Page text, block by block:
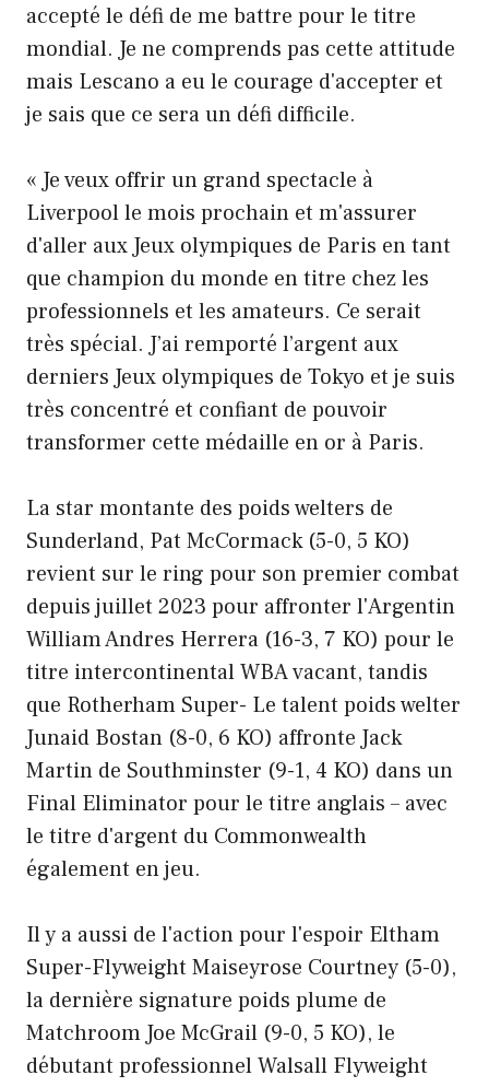
accepté le défi de me battre pour le titre
mondial. Je ne comprends pas cette attitude
mais Lescano a eu le courage d'accepter et
je sais que ce sera un défi difficile.
« Je veux offrir un grand spectacle à
Liverpool le mois prochain et m'assurer
d'aller aux Jeux olympiques de Paris en tant
que champion du monde en titre chez les
professionnels et les amateurs. Ce serait
très spécial. J’ai remporté l’argent aux
derniers Jeux olympiques de Tokyo et je suis
très concentré et confiant de pouvoir
transformer cette médaille en or à Paris.
La star montante des poids welters de
Sunderland, Pat McCormack (5-0, 5 KO)
revient sur le ring pour son premier combat
depuis juillet 2023 pour affronter l'Argentin
William Andres Herrera (16-3, 7 KO) pour le
titre intercontinental WBA vacant, tandis
que Rotherham Super- Le talent poids welter
Junaid Bostan (8-0, 6 KO) affronte Jack
Martin de Southminster (9-1, 4 KO) dans un
Final Eliminator pour le titre anglais – avec
le titre d'argent du Commonwealth
également en jeu.
Il y a aussi de l'action pour l'espoir Eltham
Super-Flyweight Maiseyrose Courtney (5-0),
la dernière signature poids plume de
Matchroom Joe McGrail (9-0, 5 KO), le
débutant professionnel Walsall Flyweight